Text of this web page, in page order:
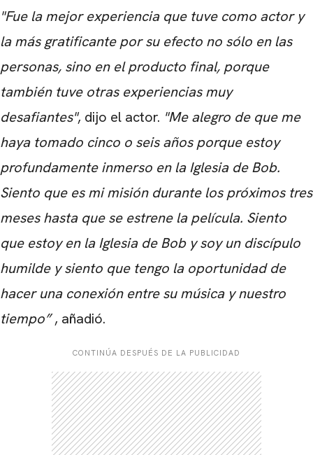
"Fue la mejor experiencia que tuve como actor y
la más gratificante por su efecto no sólo en las
personas, sino en el producto final, porque
también tuve otras experiencias muy
desafiantes", dijo el actor. "Me alegro de que me
haya tomado cinco o seis años porque estoy
profundamente inmerso en la Iglesia de Bob.
Siento que es mi misión durante los próximos tres
meses hasta que se estrene la película. Siento
que estoy en la Iglesia de Bob y soy un discípulo
humilde y siento que tengo la oportunidad de
hacer una conexión entre su música y nuestro
tiempo”, añadió.
CONTINÚA DESPUÉS DE LA PUBLICIDAD